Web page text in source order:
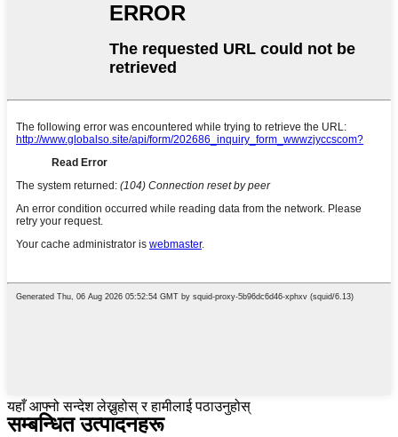
यहाँ आफ्नो सन्देश लेख्नुहोस् र हामीलाई पठाउनुहोस्
सम्बन्धित उत्पादनहरू